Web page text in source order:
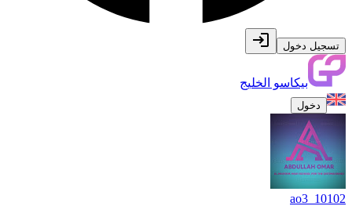
تسجيل دخول
بيكاسو الخليج
دخول
ao3_10102